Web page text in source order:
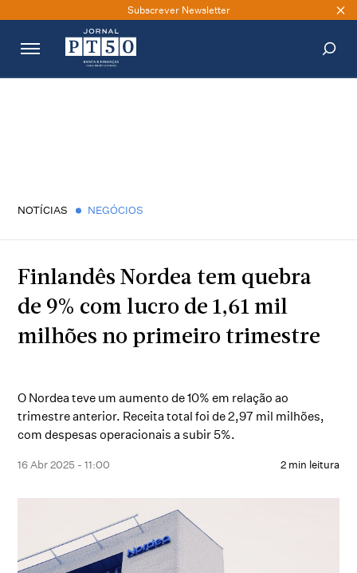
Subscrever Newsletter
NOTÍCIAS NEGÓCIOS
Finlandês Nordea tem quebra
de 9% com lucro de 1,61 mil
milhões no primeiro trimestre
O Nordea teve um aumento de 10% em relação ao
trimestre anterior. Receita total foi de 2,97 mil milhões,
com despesas operacionais a subir 5%.
16 Abr 2025 - 11:00 2 min leitura